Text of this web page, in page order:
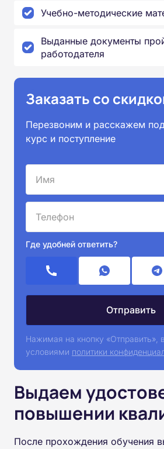
Учебно-методические
Выданные документы
работодателя
Заказать со
Перезвоним и расскажем
курс и поступление
Где удобней ответить?
Нажимая на кнопку «Отправить»,
условиями политики
Выдаем
повышении
После прохождения обучения